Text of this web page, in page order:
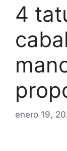
4
enero 19,